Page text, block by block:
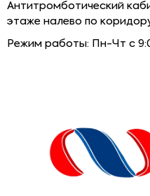
Антитромботический
этаже налево по
Режим работы: Пн-Чт с